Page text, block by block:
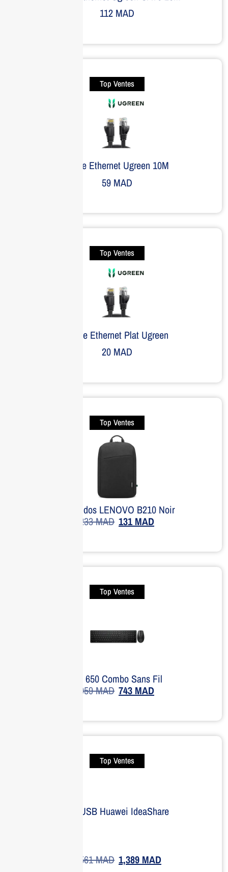
112MAD
Top Ventes
Câble Ethernet Ugreen 10M
59MAD
Top Ventes
Câble Ethernet Plat Ugreen
20MAD
Top Ventes
Sac à dos LENOVO B210 Noir
233MAD 131MAD
Top Ventes
HP 650 Combo Sans Fil
959MAD 743 MAD
Top Ventes
Clé USB Huawei IdeaShare
1,561MAD 1,389 MAD